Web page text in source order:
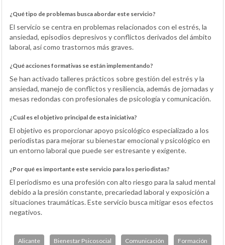
¿Qué tipo de problemas busca abordar este servicio?
El servicio se centra en problemas relacionados con el estrés, la
ansiedad, episodios depresivos y conflictos derivados del ámbito
laboral, así como trastornos más graves.
¿Qué acciones formativas se están implementando?
Se han activado talleres prácticos sobre gestión del estrés y la
ansiedad, manejo de conflictos y resiliencia, además de jornadas y
mesas redondas con profesionales de psicología y comunicación.
¿Cuál es el objetivo principal de esta iniciativa?
El objetivo es proporcionar apoyo psicológico especializado a los
periodistas para mejorar su bienestar emocional y psicológico en
un entorno laboral que puede ser estresante y exigente.
¿Por qué es importante este servicio para los periodistas?
El periodismo es una profesión con alto riesgo para la salud mental
debido a la presión constante, precariedad laboral y exposición a
situaciones traumáticas. Este servicio busca mitigar esos efectos
negativos.
Alicante Bienestar Psicosocial Comunicación Formación